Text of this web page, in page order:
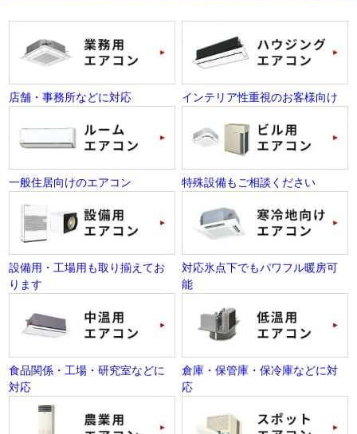
店舗・事務所などに対応 インテリア性重視のお客様向け
一般住居向けのエアコン 特殊設備もご相談ください
設備用・工場用も取り揃えてお
ります
対応氷点下でもパワフル暖房可
能
食品関係・工場・研究室などに
対応
倉庫・保管庫・保冷庫などに対
応